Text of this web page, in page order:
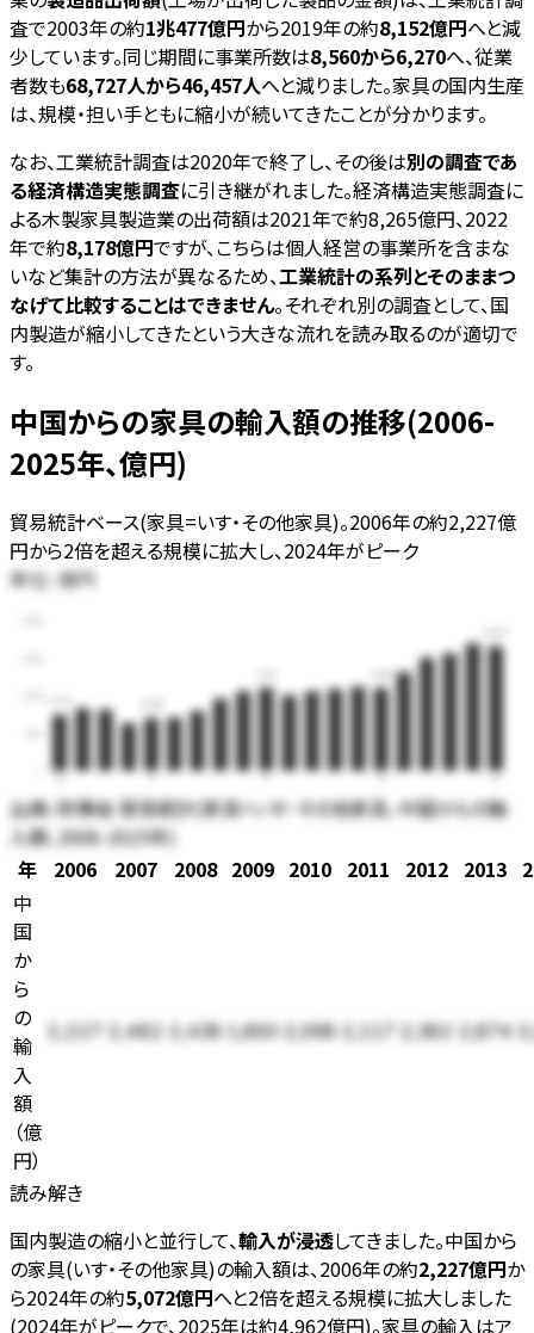
査で2003年の約1兆477億円から2019年の約8,152億円へと減
少しています。同じ期間に事業所数は8,560から6,270へ、従業
者数も68,727人から46,457人へと減りました。家具の国内生産
は、規模・担い手ともに縮小が続いてきたことが分かります。
なお、工業統計調査は2020年で終了し、その後は別の調査であ
る経済構造実態調査に引き継がれました。経済構造実態調査に
よる木製家具製造業の出荷額は2021年で約8,265億円、2022
年で約8,178億円ですが、こちらは個人経営の事業所を含まな
いなど集計の方法が異なるため、工業統計の系列とそのままつ
なげて比較することはできません。それぞれ別の調査として、国
内製造が縮小してきたという大きな流れを読み取るのが適切で
す。
中国からの家具の輸入額の推移(2006-
2025年、億円)
貿易統計ベース(家具=いす・その他家具)。2006年の約2,227億
円から2倍を超える規模に拡大し、2024年がピーク
単位:億円
出典:財務省 貿易統計(家具=いす・その他家具、中国からの輸
入額、2006-2025年)
年
2006 2007 2008 2009 2010 2011 2012 2013
中
国
か
ら
の
輸
入
額
（億
円）
2,482 2,438 1,893 2,098 2,382 2,874
読み解き
国内製造の縮小と並行して、輸入が浸透してきました。中国から
の家具(いす・その他家具)の輸入額は、2006年の約2,227億円か
ら2024年の約5,072億円へと2倍を超える規模に拡大しました
(2024年がピークで、2025年は約4,962億円)。家具の輸入はア